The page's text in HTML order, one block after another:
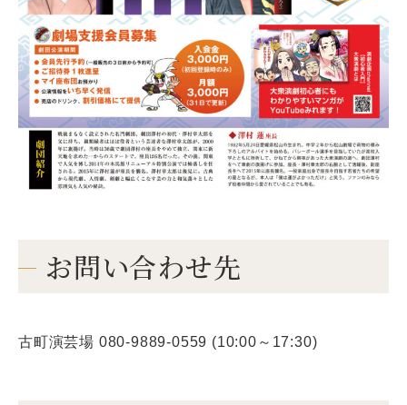
お問い合わせ先
古町演芸場 080-9889-0559 (10:00～17:30)